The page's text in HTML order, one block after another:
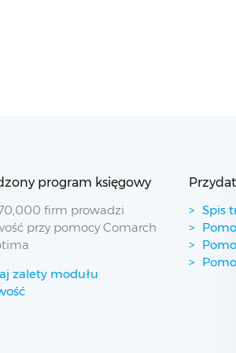
program księgowy
firm prowadzi
przy pomocy Comarch
zalety modułu
Spis